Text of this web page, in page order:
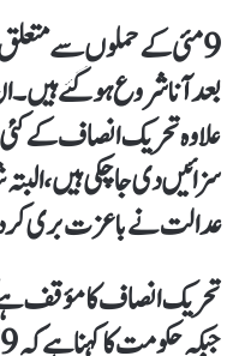
9 مئی کے حملوں سے
بعد آنا شروع ہو گئے
علاوہ تحریک انصاف کے
سزائیں دی جا چکی ہیں، البتہ
عدالت نے باعزت بری کر
تحریک انصاف کا مؤقف ہے